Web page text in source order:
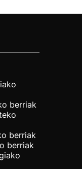
berriak
berriak
berriak